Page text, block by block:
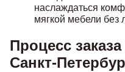
наслаждаться
мягкой мебели без
Процесс
Санкт-